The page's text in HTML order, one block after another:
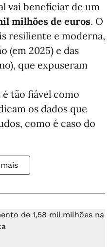
vai beneficiar de um
milhões de euros. O
resiliente e moderna,
(em 2025) e das
que expuseram
tão fiável como
os dados que
como é caso do